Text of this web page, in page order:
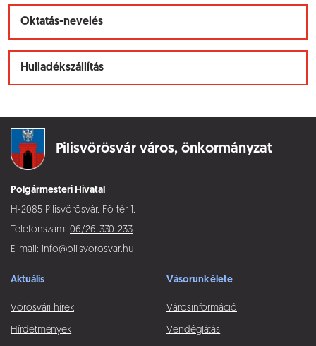
Oktatás-nevelés
Hulladékszállítás
Pilisvörösvár város, önkormányzat
Polgármesteri Hivatal
H-2085 Pilisvörösvár, Fő tér 1.
Telefonszám: 06/26-330-233
E-mail: info@pilisvorosvar.hu
Aktuális
Vörösvári hírek
Hírdetmények
Vásorunk élete
Városinformáció
Vendéglátás